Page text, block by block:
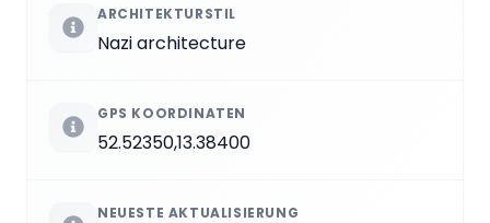
ARCHITEKTURSTIL
Nazi architecture
GPS KOORDINATEN
52.52350,13.38400
NEUESTE AKTUALISIERUNG